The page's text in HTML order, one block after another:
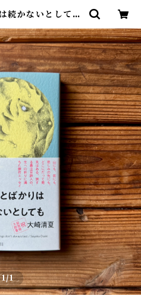
続かないとしても
ガ坂文庫
1/1